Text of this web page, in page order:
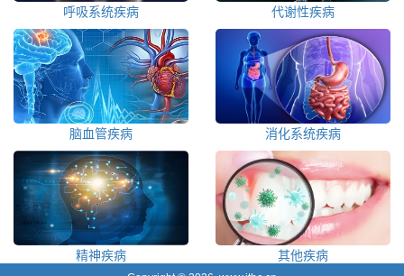
呼吸系统疾病 代谢性疾病
脑血管疾病 消化系统疾病
精神疾病 其他疾病